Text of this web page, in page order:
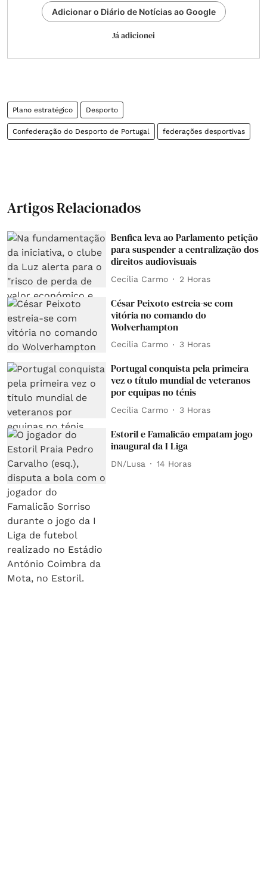
Adicionar o Diário de Notícias ao Google
Já adicionei
Plano estratégico Desporto
Confederação do Desporto de Portugal federações desportivas
Artigos Relacionados
Benfica leva ao Parlamento petição
para suspender a centralização dos
direitos audiovisuais
Cecília Carmo 2 Horas
César Peixoto estreia-se com
vitória no comando do
Wolverhampton
Cecília Carmo 3 Horas
Portugal conquista pela primeira
vez o título mundial de veteranos
por equipas no ténis
Cecília Carmo 3 Horas
Estoril e Famalicão empatam jogo
inaugural da I Liga
DN/Lusa 14 Horas